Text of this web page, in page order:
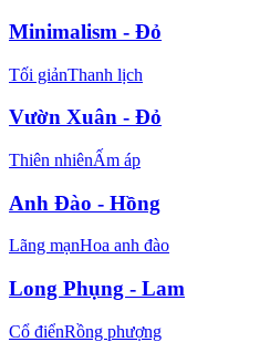
Minimalism - Đỏ
Tối giảnThanh lịch
Vườn Xuân - Đỏ
Thiên nhiênẤm áp
Anh Đào - Hồng
Lãng mạnHoa anh đào
Long Phụng - Lam
Cổ điểnRồng phượng